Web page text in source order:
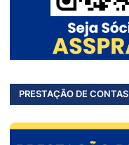
PRESTAÇÃO DE CONTAS